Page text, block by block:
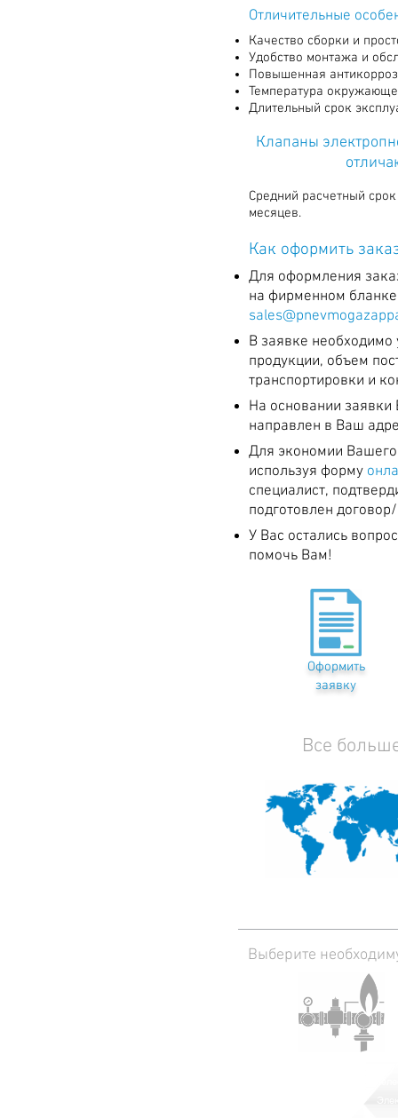
Отличительные
Качество сборки и
Удобство монтажа и
Повышенная
Температура
Длительный срок
Клапаны
Средний расчетный
месяцев.
Как оформить
Для оформления
на фирменном
В заявке
продукции, объем
транспортировки и
На основании заявки
направлен в Ваш
Для экономии
используя форму
специалист,
подготовлен
У Вас остались
помочь Вам!
Оформить
заявку
Все
Выберите